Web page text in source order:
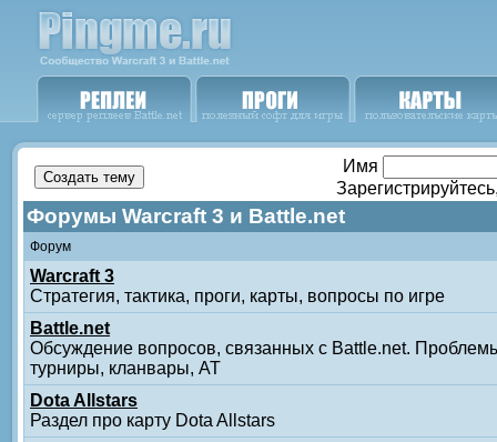
Имя
Форумы Warcraft 3 и Battle.net
Форум
Warcraft 3
Стратегия, тактика, проги, карты, вопросы по игре
Battle.net
Обсуждение вопросов, связанных с Battle.net.
турниры, кланвары, АТ
Dota Allstars
Раздел про карту Dota Allstars